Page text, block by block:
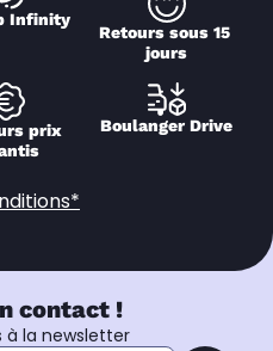
Infinity
Retours sous 15
jours
prix
Boulanger Drive
contact !
à la newsletter